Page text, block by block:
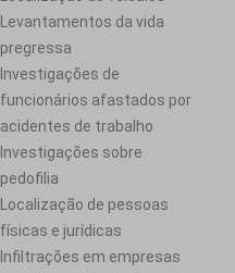
Levantamentos da vida
pregressa
Investigações de
funcionários afastados por
acidentes de trabalho
Investigações sobre
pedofilia
Localização de pessoas
físicas e jurídicas
Infiltrações em empresas